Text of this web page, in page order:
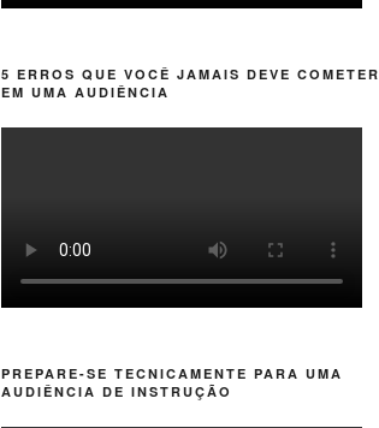
5 ERROS QUE VOCÊ JAMAIS DEVE COMETER
EM UMA AUDIÊNCIA
PREPARE-SE TECNICAMENTE PARA UMA
AUDIÊNCIA DE INSTRUÇÃO